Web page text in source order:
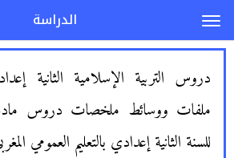
دروس التربية الإسلامية الثانية
ملفات ووسائط ملخصات دروس مادة
للسنة الثانية إعدادي بالتعليم العمومي
الدراسة